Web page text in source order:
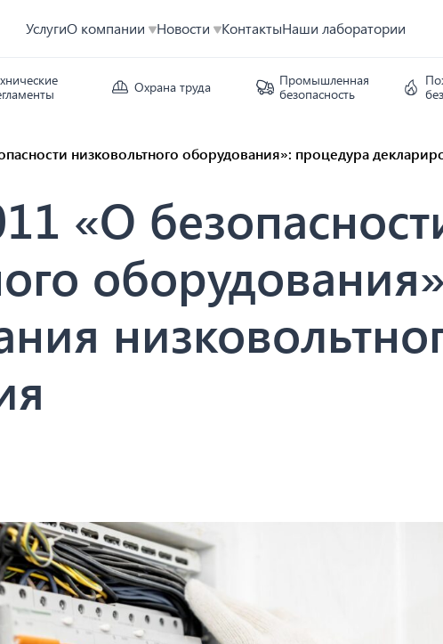
УслугиО компании Новости КонтактыНаши лаборатории
Охрана труда
Промышленная
безопасность
низковольтного оборудования»: процедура
«О